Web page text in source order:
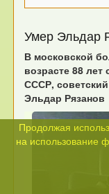
Умер Эльдар
В московской
возрасте 88
СССР,
Эльдар Рязанов
Продолжая
на использование